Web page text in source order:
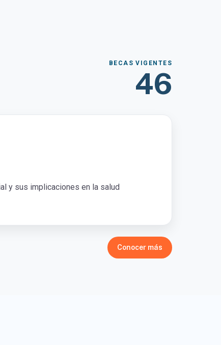
BECAS VIGENTES
46
y sus implicaciones en la salud
Conocer más